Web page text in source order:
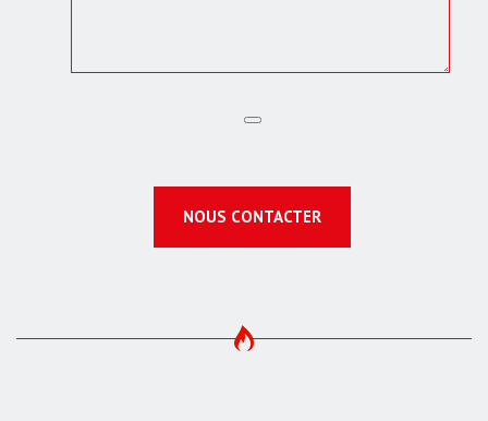
NOUS CONTACTER